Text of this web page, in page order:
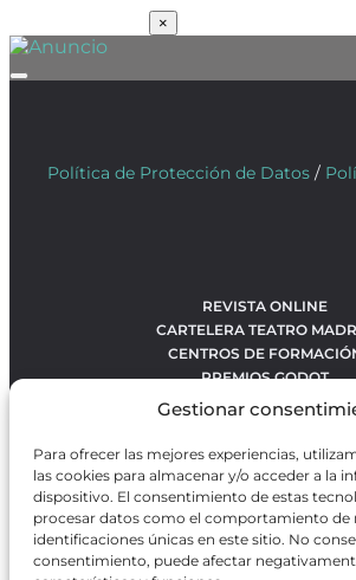
Gestionar
Para ofrecer las mejores experiencias,
las cookies para almacenar y/o acceder a la
dispositivo. El consentimiento de estas
procesar datos como el comportamiento de
identificaciones únicas en este sitio. No
consentimiento, puede afectar
×
Política de Protección de Datos /
REVISTA ONLINE
CARTELERA TEATRO
CENTROS DE
PREMIOS GODOT
CONTACTO
OBRAS MÁS VOTADAS
RANKING MEJORES
BÚSQUEDA AVANZADA DE